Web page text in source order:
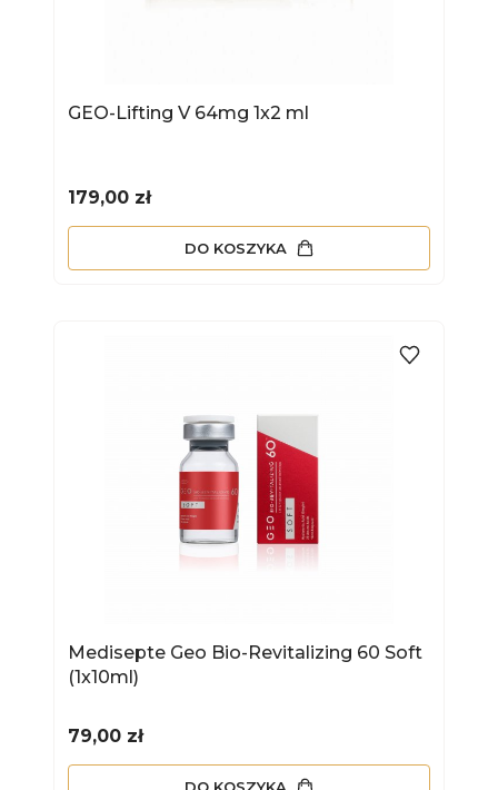
GEO-Lifting V 64mg 1x2 ml
Cena
179,00 zł
DO KOSZYKA
Medisepte Geo Bio-Revitalizing 60 Soft
(1x10ml)
Cena
79,00 zł